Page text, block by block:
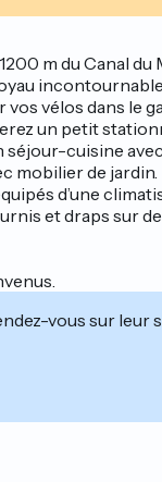
m du Canal
vélos dans le
un petit
séjour-cuisine
mobilier de jardin.
d’une
et draps sur
vous sur